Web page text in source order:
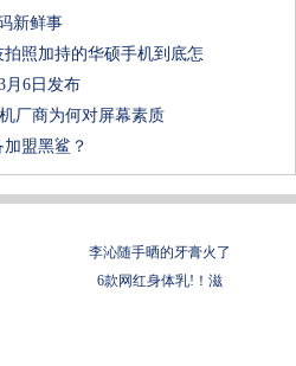
新鲜事
照加持的华硕手机到底怎
月6日发布
厂商为何对屏幕素质
盟黑鲨？
李沁随手晒的牙膏火了
6款网红身体乳!！滋